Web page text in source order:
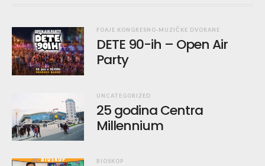
FOAJE KONGRESNO-MUZIČKE DVORANE
DETE 90-ih – Open Air
Party
UNCATEGORIZED
25 godina Centra
Millennium
BIOSKOP